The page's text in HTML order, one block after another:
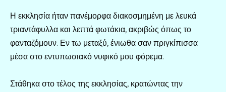
Η εκκλησία ήταν πανέμορφα διακοσμημένη με λευκά
τριαντάφυλλα και λεπτά φωτάκια, ακριβώς όπως το
φανταζόμουν. Εν τω μεταξύ, ένιωθα σαν πριγκίπισσα
μέσα στο εντυπωσιακό νυφικό μου φόρεμα.
Στάθηκα στο τέλος της εκκλησίας, κρατώντας την